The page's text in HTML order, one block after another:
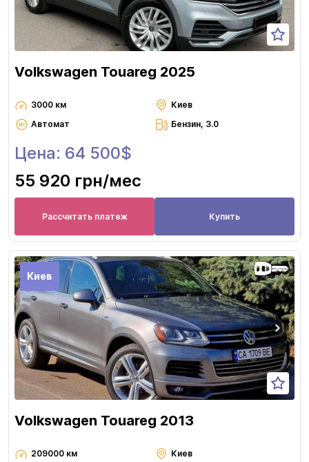
Volkswagen Touareg 2025
3000 км
Киев
Автомат
Бензин, 3.0
Цена: 64 500$
55 920 грн/мес
Рассчитать платеж Купить
Киев
Volkswagen Touareg 2013
209000 км Киев